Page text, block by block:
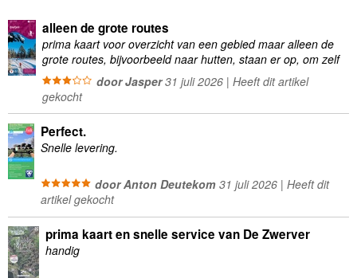
alleen de grote routes
prima kaart voor overzicht van een gebied maar alleen de
grote routes, bijvoorbeeld naar hutten, staan er op, om zelf
wandelingen te plannen minder geschikt
door Jasper31 juli 2026 | Heeft dit artikel
gekocht
Perfect.
Snelle levering.
door Anton Deutekom31 juli 2026 | Heeft dit
artikel gekocht
prima kaart en snelle service van De Zwerver
handig